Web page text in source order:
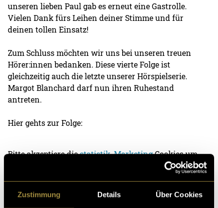
Zustimmung Details Über Cookies
unseren lieben Paul gab es erneut eine Gastrolle.
Vielen Dank fürs Leihen deiner Stimme und für
deinen tollen Einsatz!
Zum Schluss möchten wir uns bei unseren treuen
Hörer:innen bedanken. Diese vierte Folge ist
gleichzeitig auch die letzte unserer Hörspielserie.
Margot Blanchard darf nun ihren Ruhestand
antreten.
Hier gehts zur Folge:
Bitte akzeptiere diestatistik, MarketingCookies um
Bitte akzeptiere die statistik, Marketing
Cookies um